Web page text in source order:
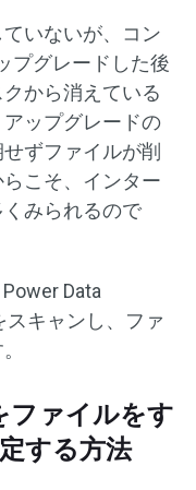
いないが、コン
プグレードした後
から消えている
ップグレードの
ずファイルが削
こそ、インター
みられるので
Data
キャンし、ファ
ファイルをす
する方法